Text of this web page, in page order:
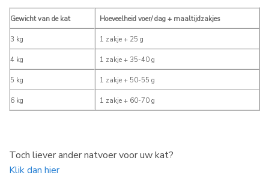
Gewicht van de kat Hoeveelheid voer/ dag + maaltijdzakjes
3 kg 1 zakje + 25 g
4 kg 1 zakje + 35-40 g
5 kg 1 zakje + 50-55 g
6 kg 1 zakje + 60-70 g
Toch liever ander natvoer voor uw kat?
Klik dan hier